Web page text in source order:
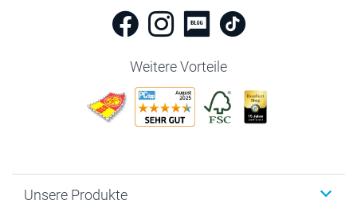
Weitere Vorteile
Unsere Produkte